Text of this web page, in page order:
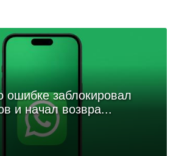
ошибке заблокировал
и начал возвра...